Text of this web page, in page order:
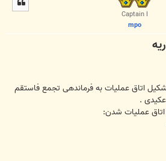
Captain I
mpo
ﺍﺗﺎﻕ ﻋﻤﻠﯿﺎﺕ ﺑﻪ ﻓﺮﻣﺎﻧﺪﻫﯽ ﺗﺠﻤﻊ ﻓﺎﺳﺘﻘﻢ
.
ﻋﻤﻠﯿﺎﺕ ﺷﺪﻥ: